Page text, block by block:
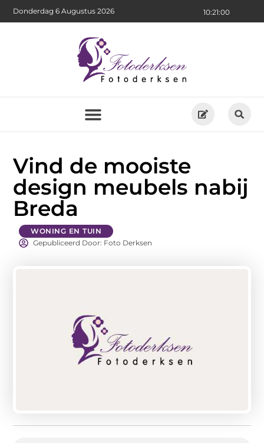
10:21:01
Donderdag 6 Augustus 2026
Vind de mooiste
design meubels nabij
Breda
WONING EN TUIN
Gepubliceerd Door: Foto Derksen